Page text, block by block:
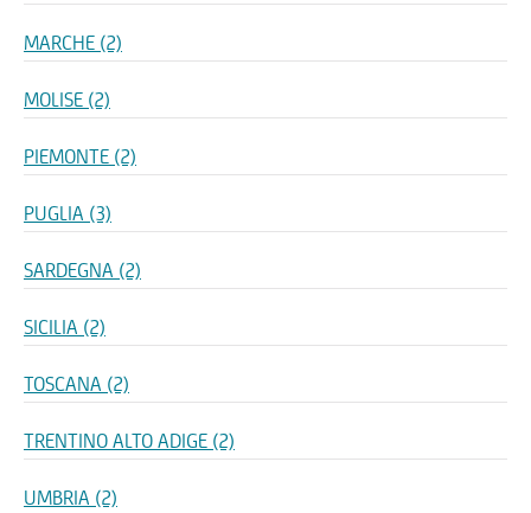
MARCHE (2)
MOLISE (2)
PIEMONTE (2)
PUGLIA (3)
SARDEGNA (2)
SICILIA (2)
TOSCANA (2)
TRENTINO ALTO ADIGE (2)
UMBRIA (2)